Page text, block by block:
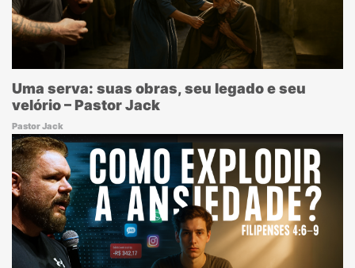
Uma serva: suas obras, seu legado e seu
velório – Pastor Jack
Pastor Jack